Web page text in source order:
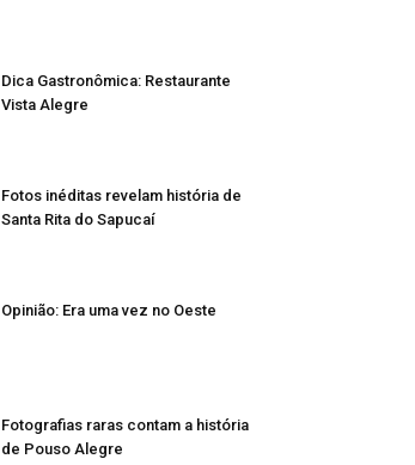
Dica Gastronômica: Restaurante
Vista Alegre
Fotos inéditas revelam história de
Santa Rita do Sapucaí
Opinião: Era uma vez no Oeste
Fotografias raras contam a história
de Pouso Alegre